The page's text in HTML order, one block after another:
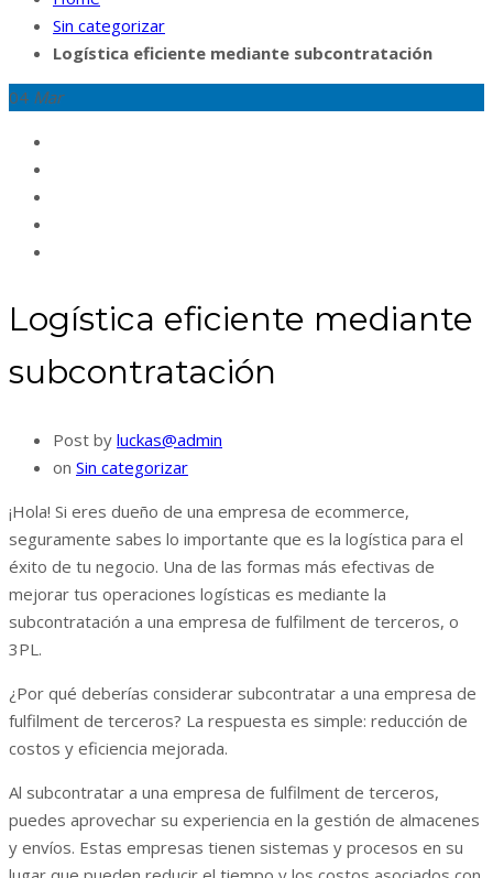
Sin categorizar
Logística eficiente mediante subcontratación
04 Mar
Logística eficiente mediante
subcontratación
Post by luckas@admin
on Sin categorizar
¡Hola! Si eres dueño de una empresa de ecommerce,
seguramente sabes lo importante que es la logística para el
éxito de tu negocio. Una de las formas más efectivas de
mejorar tus operaciones logísticas es mediante la
subcontratación a una empresa de fulfilment de terceros, o
3PL.
¿Por qué deberías considerar subcontratar a una empresa de
fulfilment de terceros? La respuesta es simple: reducción de
costos y eficiencia mejorada.
Al subcontratar a una empresa de fulfilment de terceros,
puedes aprovechar su experiencia en la gestión de almacenes
y envíos. Estas empresas tienen sistemas y procesos en su